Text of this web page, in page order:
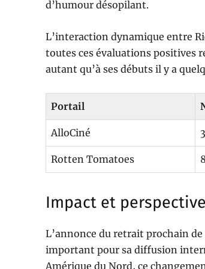
d’humour désopilant.
L’interaction dynamique entre
toutes ces évaluations positives
autant qu’à ses débuts il y a
Portail
AlloCiné
Rotten Tomatoes
Impact et
L’annonce du retrait prochain
important pour sa diffusion
Amérique du Nord, ce